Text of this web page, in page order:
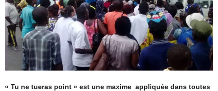
« Tu ne tueras point » est une maxime appliquée dans toutes